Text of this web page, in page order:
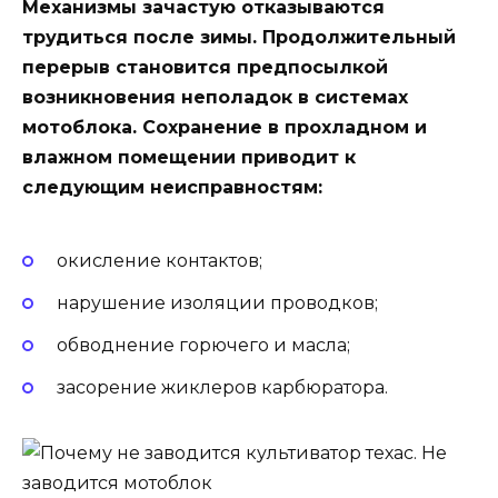
Механизмы зачастую отказываются
трудиться после зимы. Продолжительный
перерыв становится предпосылкой
возникновения неполадок в системах
мотоблока. Сохранение в прохладном и
влажном помещении приводит к
следующим неисправностям:
окисление контактов;
нарушение изоляции проводков;
обводнение горючего и масла;
засорение жиклеров карбюратора.